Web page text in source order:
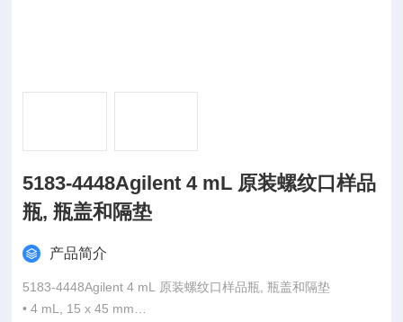
5183-4448Agilent 4 mL 原装螺纹口样品
瓶, 瓶盖和隔垫
产品简介
5183-4448Agilent 4 mL 原装螺纹口样品瓶, 瓶盖和隔垫
• 4 mL, 15 x 45 mm